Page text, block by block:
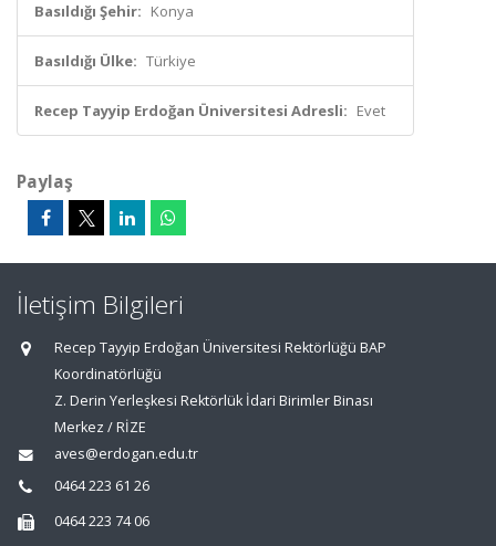
Basıldığı Şehir: Konya
Basıldığı Ülke: Türkiye
Recep Tayyip Erdoğan Üniversitesi Adresli: Evet
Paylaş
İletişim Bilgileri
Recep Tayyip Erdoğan Üniversitesi Rektörlüğü BAP
Koordinatörlüğü
Z. Derin Yerleşkesi Rektörlük İdari Birimler Binası
Merkez / RİZE
aves@erdogan.edu.tr
0464 223 61 26
0464 223 74 06